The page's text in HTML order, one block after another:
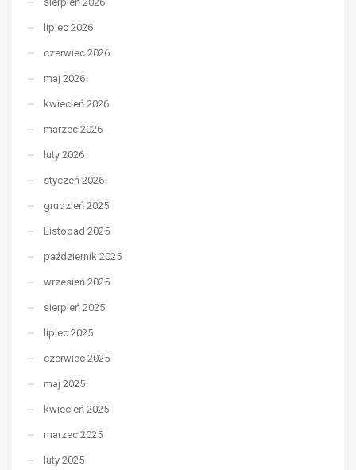
lipiec 2026
czerwiec 2026
maj 2026
kwiecień 2026
marzec 2026
luty 2026
styczeń 2026
grudzień 2025
Listopad 2025
październik 2025
wrzesień 2025
sierpień 2025
lipiec 2025
czerwiec 2025
maj 2025
kwiecień 2025
marzec 2025
luty 2025